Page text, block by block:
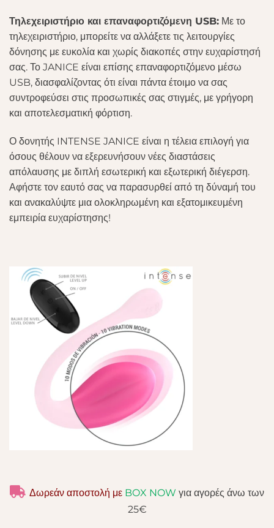
Τηλεχειριστήριο και επαναφορτιζόμενη USB: Με το
τηλεχειριστήριο, μπορείτε να αλλάξετε τις λειτουργίες
δόνησης με ευκολία και χωρίς διακοπές στην ευχαρίστησή
σας. Το JANICE είναι επίσης επαναφορτιζόμενο μέσω
USB, διασφαλίζοντας ότι είναι πάντα έτοιμο να σας
συντροφεύσει στις προσωπικές σας στιγμές, με γρήγορη
και αποτελεσματική φόρτιση.
Ο δονητής INTENSE JANICE είναι η τέλεια επιλογή για
όσους θέλουν να εξερευνήσουν νέες διαστάσεις
απόλαυσης με διπλή εσωτερική και εξωτερική διέγερση.
Αφήστε τον εαυτό σας να παρασυρθεί από τη δύναμή του
και ανακαλύψτε μια ολοκληρωμένη και εξατομικευμένη
εμπειρία ευχαρίστησης!
Δωρεάν αποστολή με BOX NOW για αγορές άνω των
25€